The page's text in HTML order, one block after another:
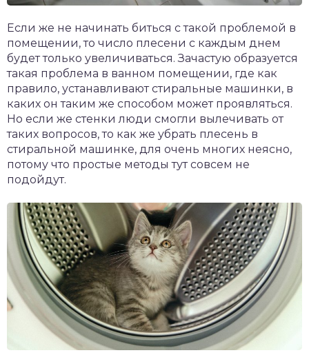
Если же не начинать биться с такой проблемой в
помещении, то число плесени с каждым днем
будет только увеличиваться. Зачастую образуется
такая проблема в ванном помещении, где как
правило, устанавливают стиральные машинки, в
каких он таким же способом может проявляться.
Но если же стенки люди смогли вылечивать от
таких вопросов, то как же убрать плесень в
стиральной машинке, для очень многих неясно,
потому что простые методы тут совсем не
подойдут.